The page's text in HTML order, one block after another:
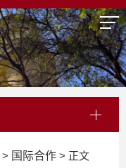
> 国际合作 > 正文